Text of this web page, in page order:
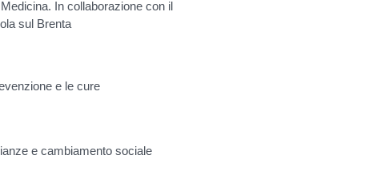
In collaborazione con il
sul Brenta
e le cure
e cambiamento sociale